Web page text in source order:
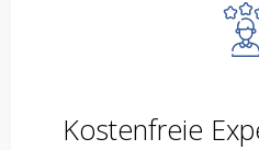
Kostenfreie